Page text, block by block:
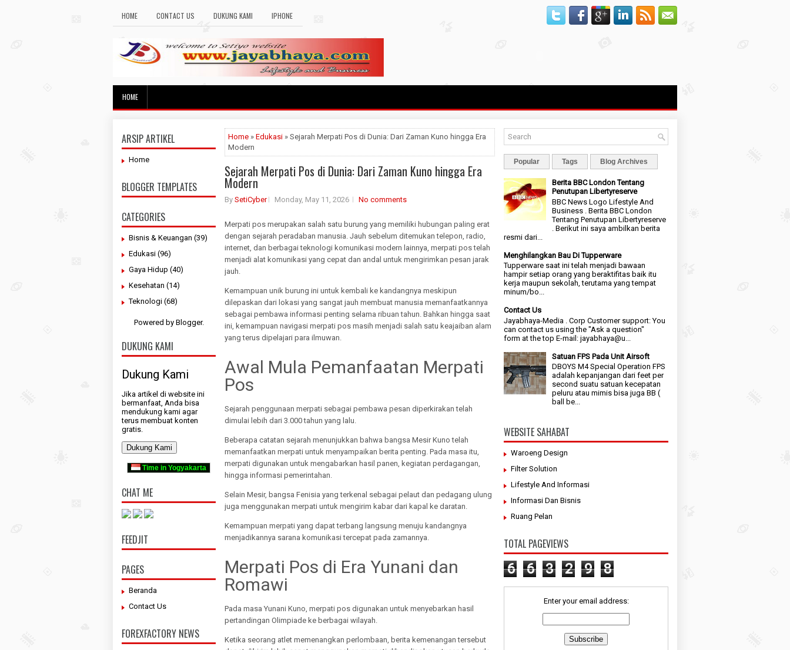
HOME CONTACT US DUKUNG KAMI IPHONE
HOME
ARSIP ARTIKEL
Home
BLOGGER TEMPLATES
CATEGORIES
Bisnis & Keuangan (39)
Edukasi (96)
Gaya Hidup (40)
Kesehatan (14)
Teknologi (68)
Powered by Blogger.
DUKUNG KAMI
Dukung Kami
Jika artikel di website ini
bermanfaat, Anda bisa
mendukung kami agar
terus membuat konten
gratis.
Dukung Kami
Time in Yogyakarta
CHAT ME
FEEDJIT
PAGES
Beranda
Contact Us
FOREXFACTORY NEWS
Home » Edukasi » Sejarah Merpati Pos di Dunia: Dari Zaman Kuno hingga Era
Modern
Sejarah Merpati Pos di Dunia: Dari Zaman Kuno hingga Era
Modern
By SetiCyber Monday, May 11, 2026 No comments
Merpati pos merupakan salah satu burung yang memiliki hubungan paling erat
dengan sejarah peradaban manusia. Jauh sebelum ditemukan telepon, radio,
internet, dan berbagai teknologi komunikasi modern lainnya, merpati pos telah
menjadi alat komunikasi yang cepat dan andal untuk mengirimkan pesan jarak
jauh.
Kemampuan unik burung ini untuk kembali ke kandangnya meskipun
dilepaskan dari lokasi yang sangat jauh membuat manusia memanfaatkannya
sebagai pembawa informasi penting selama ribuan tahun. Bahkan hingga saat
ini, kemampuan navigasi merpati pos masih menjadi salah satu keajaiban alam
yang terus dipelajari para ilmuwan.
Awal Mula Pemanfaatan Merpati
Pos
Sejarah penggunaan merpati sebagai pembawa pesan diperkirakan telah
dimulai lebih dari 3.000 tahun yang lalu.
Beberapa catatan sejarah menunjukkan bahwa bangsa Mesir Kuno telah
memanfaatkan merpati untuk menyampaikan berita penting. Pada masa itu,
merpati digunakan untuk mengabarkan hasil panen, kegiatan perdagangan,
hingga informasi pemerintahan.
Selain Mesir, bangsa Fenisia yang terkenal sebagai pelaut dan pedagang ulung
juga menggunakan merpati untuk mengirim kabar dari kapal ke daratan.
Kemampuan merpati yang dapat terbang langsung menuju kandangnya
menjadikannya sarana komunikasi tercepat pada zamannya.
Merpati Pos di Era Yunani dan
Romawi
Pada masa Yunani Kuno, merpati pos digunakan untuk menyebarkan hasil
pertandingan Olimpiade ke berbagai wilayah.
Ketika seorang atlet memenangkan perlombaan, berita kemenangan tersebut
Popular Tags Blog Archives
Berita BBC London Tentang
Penutupan Libertyreserve
BBC News Logo Lifestyle And
Business . Berita BBC London
Tentang Penutupan Libertyreserve
. Berikut ini saya ambilkan berita
resmi dari...
Menghilangkan Bau Di Tupperware
Tupperware saat ini telah menjadi bawaan
hampir setiap orang yang beraktifitas baik itu
kerja maupun sekolah, terutama yang tempat
minum/bo...
Contact Us
Jayabhaya-Media . Corp Customer support: You
can contact us using the "Ask a question"
form at the top E-mail: jayabhaya@u...
Satuan FPS Pada Unit Airsoft
DBOYS M4 Special Operation FPS
adalah kepanjangan dari feet per
second suatu satuan kecepatan
peluru atau mimis bisa juga BB (
ball be...
WEBSITE SAHABAT
Waroeng Design
Filter Solution
Lifestyle And Informasi
Informasi Dan Bisnis
Ruang Pelan
TOTAL PAGEVIEWS
6 6 3 2 9 8
Enter your email address: